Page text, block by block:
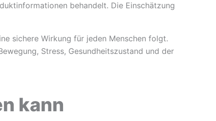
behandelt. Die Einschätzung
sichere Wirkung für jeden Menschen folgt.
Stress, Gesundheitszustand und der
kann